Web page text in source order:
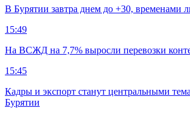
В Бурятии завтра днем до +30, временами
15:49
На ВСЖД на 7,7% выросли перевозки
15:45
Кадры и экспорт станут центральными
Бурятии